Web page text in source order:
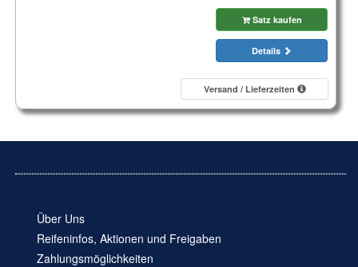
Satz kaufen
Details
Versand / Lieferzeiten
Über Uns
Reifeninfos, Aktionen und Freigaben
Zahlungsmöglichkeiten